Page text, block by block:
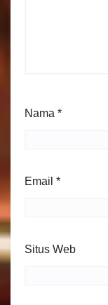
Nama *
Email *
Situs Web